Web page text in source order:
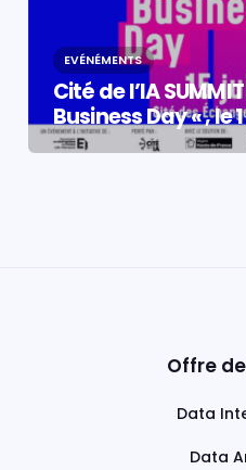
EVÉNÉMENTS
Cité de l’IA
Business Day « , le
Offre
Data
Data